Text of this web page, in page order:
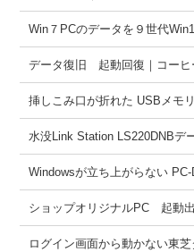
Win７PCのデータを９世代
データ復旧 起動回復｜コーヒ
挿しこみ口が折れた USBメモ
水没Link Station LS220DNBデ
Windowsが立ち上がらない
ショップオリジナルPC 起動
ログイン画面から動かない東